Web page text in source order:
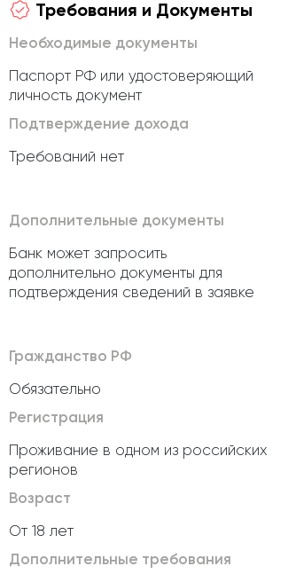
Требования и Документы
Необходимые документы
Паспорт РФ или удостоверяющий
личность документ
Подтверждение дохода
Требований нет
Дополнительные документы
Банк может запросить
дополнительно документы для
подтверждения сведений в заявке
Гражданство РФ
Обязательно
Регистрация
Проживание в одном из российских
регионов
Возраст
От 18 лет
Дополнительные требования